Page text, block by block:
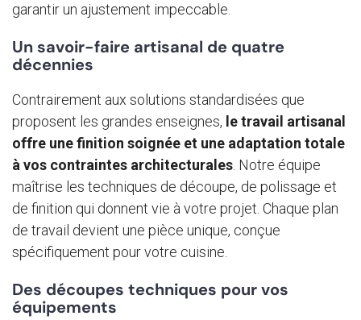
garantir un ajustement impeccable.
Un savoir-faire artisanal de quatre
décennies
Contrairement aux solutions standardisées que
proposent les grandes enseignes, le travail artisanal
offre une finition soignée et une adaptation totale
à vos contraintes architecturales . Notre équipe
maîtrise les techniques de découpe, de polissage et
de finition qui donnent vie à votre projet. Chaque plan
de travail devient une pièce unique, conçue
spécifiquement pour votre cuisine.
Des découpes techniques pour vos
équipements